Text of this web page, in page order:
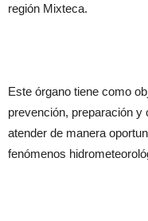
región Mixteca.
Este órgano tiene como
prevención, preparación y
atender de manera
fenómenos